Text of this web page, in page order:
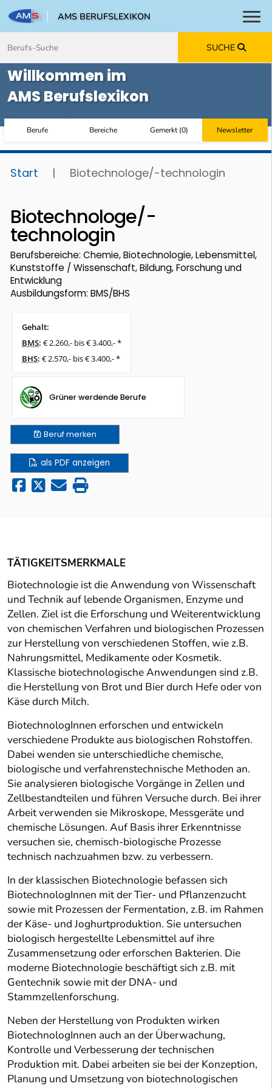
AMS BERUFSLEXIKON
SUCHE
Willkommen im
AMS Berufslexikon
Berufe Bereiche Gemerkt(0) Newsletter
Start | Biotechnologe/-technologin
Biotechnologe/-
technologin
Berufsbereiche: Chemie, Biotechnologie, Lebensmittel,
Kunststoffe / Wissenschaft, Bildung, Forschung und
Entwicklung
Ausbildungsform: BMS/BHS
Gehalt:
BMS: € 2.260,- bis € 3.400,- *
BHS: € 2.570,- bis € 3.400,- *
Grüner werdende Berufe
Berufmerken
als PDF anzeigen
TÄTIGKEITSMERKMALE
Biotechnologie ist die Anwendung von Wissenschaft
und Technik auf lebende Organismen, Enzyme und
Zellen. Ziel ist die Erforschung und Weiterentwicklung
von chemischen Verfahren und biologischen Prozessen
zur Herstellung von verschiedenen Stoffen, wie z.B.
Nahrungsmittel, Medikamente oder Kosmetik.
Klassische biotechnologische Anwendungen sind z.B.
die Herstellung von Brot und Bier durch Hefe oder von
Käse durch Milch.
BiotechnologInnen erforschen und entwickeln
verschiedene Produkte aus biologischen Rohstoffen.
Dabei wenden sie unterschiedliche chemische,
biologische und verfahrenstechnische Methoden an.
Sie analysieren biologische Vorgänge in Zellen und
Zellbestandteilen und führen Versuche durch. Bei ihrer
Arbeit verwenden sie Mikroskope, Messgeräte und
chemische Lösungen. Auf Basis ihrer Erkenntnisse
versuchen sie, chemisch-biologische Prozesse
technisch nachzuahmen bzw. zu verbessern.
In der klassischen Biotechnologie befassen sich
BiotechnologInnen mit der Tier- und Pflanzenzucht
sowie mit Prozessen der Fermentation, z.B. im Rahmen
der Käse- und Joghurtproduktion. Sie untersuchen
biologisch hergestellte Lebensmittel auf ihre
Zusammensetzung oder erforschen Bakterien. Die
moderne Biotechnologie beschäftigt sich z.B. mit
Gentechnik sowie mit der DNA- und
Stammzellenforschung.
Neben der Herstellung von Produkten wirken
BiotechnologInnen auch an der Überwachung,
Kontrolle und Verbesserung der technischen
Produktion mit. Dabei arbeiten sie bei der Konzeption,
Planung und Umsetzung von biotechnologischen